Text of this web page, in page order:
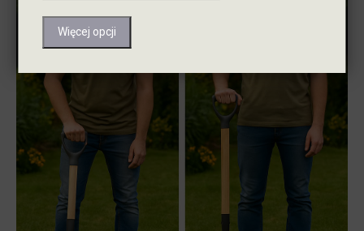
Więcej opcji